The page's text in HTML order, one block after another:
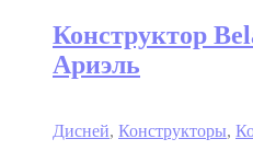
Конструктор
Ариэль
Дисней, Конструкторы,